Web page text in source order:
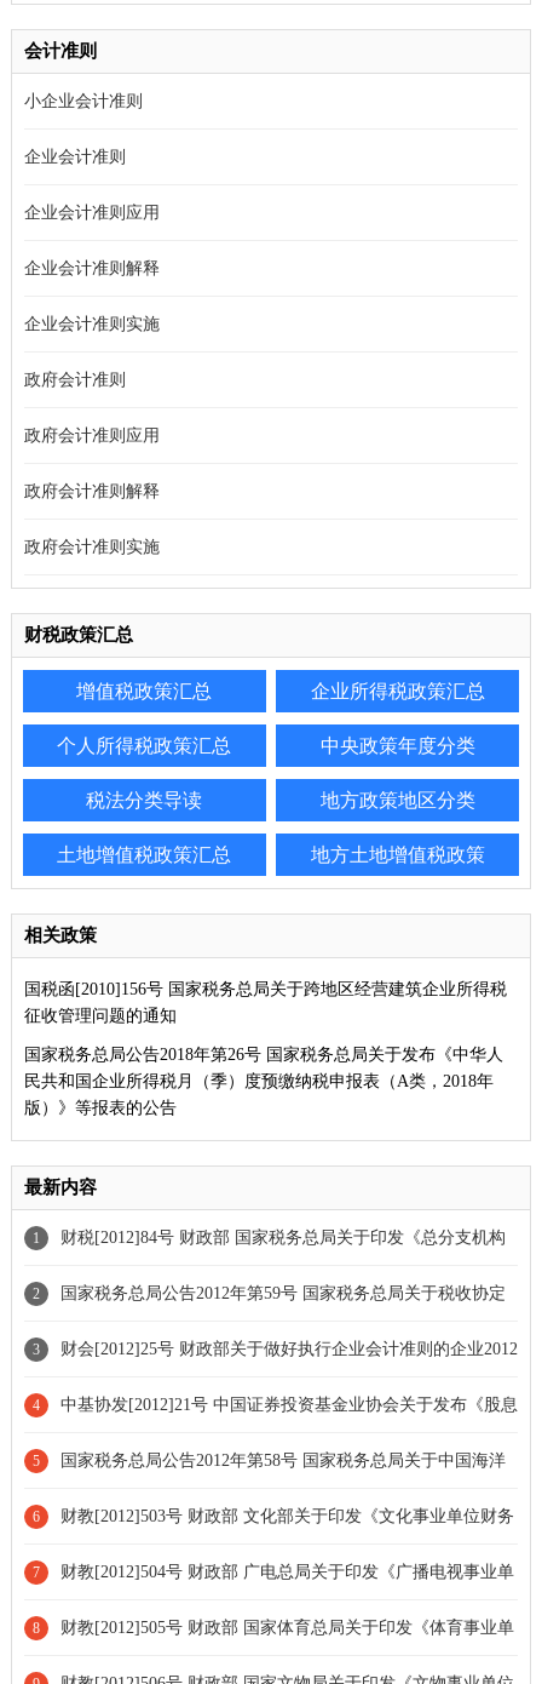
会计准则
小企业会计准则
企业会计准则
企业会计准则应用
企业会计准则解释
企业会计准则实施
政府会计准则
政府会计准则应用
政府会计准则解释
政府会计准则实施
财税政策汇总
增值税政策汇总 企业所得税政策汇总
个人所得税政策汇总 中央政策年度分类
税法分类导读 地方政策地区分类
土地增值税政策汇总 地方土地增值税政策
相关政策
国税函[2010]156号 国家税务总局关于跨地区经营建筑企业所得税
征收管理问题的通知
国家税务总局公告2018年第26号 国家税务总局关于发布《中华人
民共和国企业所得税月（季）度预缴纳税申报表（A类，2018年
版）》等报表的公告
最新内容
1 财税[2012]84号 财政部 国家税务总局关于印发《总分支机构
试点纳税人增值税计算缴纳暂行办法》的通知[全文废止]
2 国家税务总局公告2012年第59号 国家税务总局关于税收协定
中财产收益条款有关问题的公告
3 财会[2012]25号 财政部关于做好执行企业会计准则的企业2012
年年报工作的通知
4 中基协发[2012]21号 中国证券投资基金业协会关于发布《股息
红利差别化纳税会计核算细则》的通知
5 国家税务总局公告2012年第58号 国家税务总局关于中国海洋
石油总公司使用的“成品油配置计划表”有关印花税问题的公告
6 财教[2012]503号 财政部 文化部关于印发《文化事业单位财务
制度》的通知[全文废止]
7 财教[2012]504号 财政部 广电总局关于印发《广播电视事业单
位财务制度》的通知[全文废止]
8 财教[2012]505号 财政部 国家体育总局关于印发《体育事业单